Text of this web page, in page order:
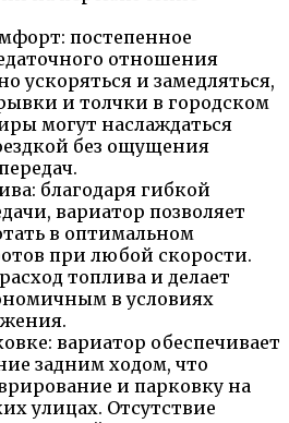
постепенное
отношения
ускоряться и замедляться,
и толчки в городском
могут наслаждаться
без ощущения
благодаря гибкой
вариатор позволяет
в оптимальном
при любой скорости.
топлива и делает
в условиях
вариатор обеспечивает
задним ходом, что
и парковку на
улицах. Отсутствие